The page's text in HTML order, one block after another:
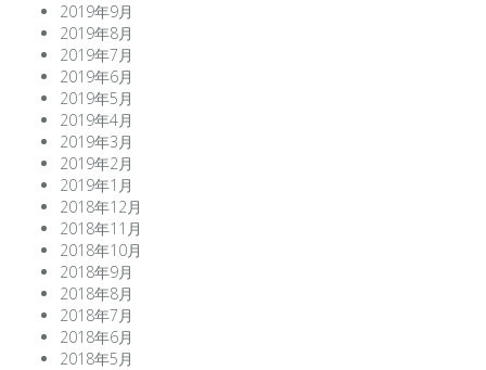
2019年9月
2019年8月
2019年7月
2019年6月
2019年5月
2019年4月
2019年3月
2019年2月
2019年1月
2018年12月
2018年11月
2018年10月
2018年9月
2018年8月
2018年7月
2018年6月
2018年5月